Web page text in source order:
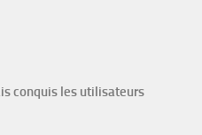
conquis les utilisateurs